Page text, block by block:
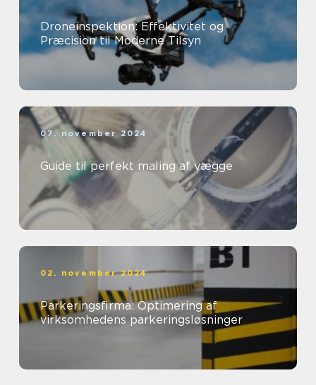
Droneinspektion: Effektivitet og
Præcision til Moderne Tilsyn
07. november 2024
Guide til perfekt maling af vægge
02. november 2024
Parkeringsfirma: Optimering af
virksomhedens parkeringsløsninger